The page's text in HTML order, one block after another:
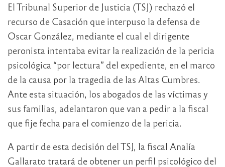
El Tribunal Superior de Justicia (TSJ) rechazó el
recurso de Casación que interpuso la defensa de
Oscar González, mediante el cual el dirigente
peronista intentaba evitar la realización de la pericia
psicológica “por lectura” del expediente, en el marco
de la causa por la tragedia de las Altas Cumbres.
Ante esta situación, los abogados de las víctimas y
sus familias, adelantaron que van a pedir a la fiscal
que fije fecha para el comienzo de la pericia.
A partir de esta decisión del TSJ, la fiscal Analía
Gallarato tratará de obtener un perfil psicológico del